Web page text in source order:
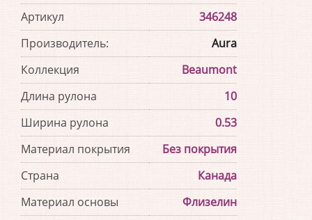
Артикул
346248
Производитель:
Aura
Коллекция
Beaumont
Длина рулона
10
Ширина рулона
0.53
Материал покрытия
Без покрытия
Страна
Канада
Материал основы
Флизелин